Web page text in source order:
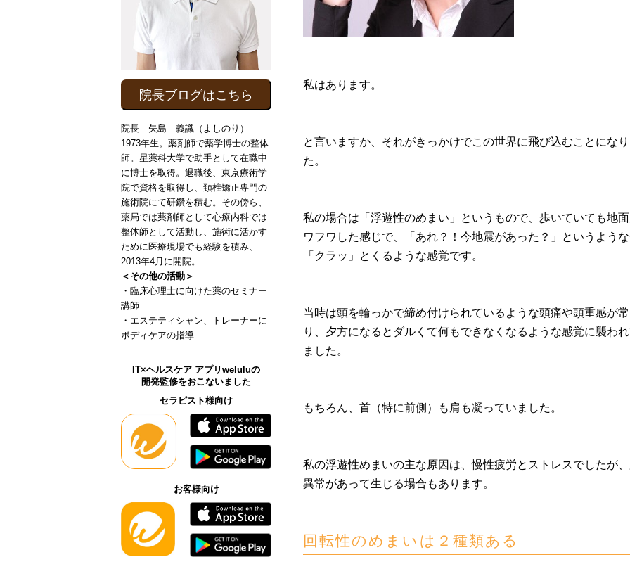
私はあります。
と言いますか、それがきっかけでこの世界に飛び込むことにな
た。
私の場合は「浮遊性のめまい」というもので、歩いていても地
ワフワした感じで、「あれ？！今地震があった？」というよう
「クラッ」とくるような感覚です。
当時は頭を輪っかで締め付けられているような頭痛や頭重感が
り、夕方になるとダルくて何もできなくなるような感覚に襲わ
ました。
もちろん、首（特に前側）も肩も凝っていました。
私の浮遊性めまいの主な原因は、慢性疲労とストレスでしたが
異常があって生じる場合もあります。
回転性のめまいは２種類ある
院長ブログはこちら
院長 矢島 義識（よしのり）
1973年生。薬剤師で薬学博士の整体
師。星薬科大学で助手として在職中
に博士を取得。退職後、東京療術学
院で資格を取得し、頚椎矯正専門の
施術院にて研鑽を積む。その傍ら、
薬局では薬剤師として心療内科では
整体師として活動し、施術に活かす
ために医療現場でも経験を積み、
2013年4月に開院。
＜その他の活動＞
・臨床心理士に向けた薬のセミナー
講師
・エステティシャン、トレーナーに
ボディケアの指導
IT×ヘルスケア アプリweluluの
開発監修をおこないました
セラピスト様向け
お客様向け